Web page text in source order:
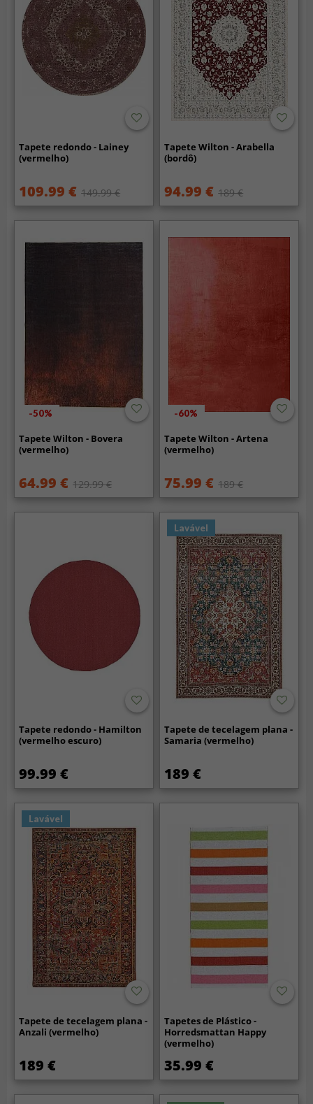
Tapete redondo - Lainey
(vermelho)
109.99 € 149.99 €
Tapete Wilton - Arabella
(bordô)
94.99 € 189 €
-50%
Tapete Wilton - Bovera
(vermelho)
64.99 € 129.99 €
-60%
Tapete Wilton - Artena
(vermelho)
75.99 € 189 €
Tapete redondo - Hamilton
(vermelho escuro)
99.99 €
Lavável
Tapete de tecelagem plana -
Samaria (vermelho)
189 €
Lavável
Tapete de tecelagem plana -
Anzali (vermelho)
189 €
Tapetes de Plástico -
Horredsmattan Happy
(vermelho)
35.99 €